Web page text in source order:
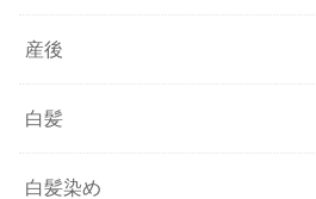
産後
白髪
白髪染め